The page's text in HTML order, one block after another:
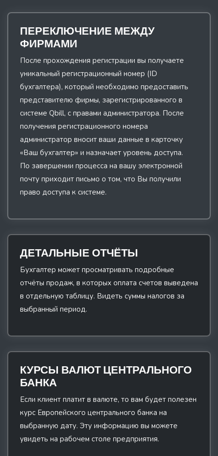
ПЕРЕКЛЮЧЕНИЕ МЕЖДУ
ФИРМАМИ
После прохождения регистрации вы получаете
уникальный регистрационный номер (ID
бухгалтера), который необходимо предоставить
представителю фирмы, зарегистрированного в
системе Qbill, с правами администратора. После
получения регистрационного номера
администратор вносит ваши данные в карточку
«Ваш бухгалтер» и назначает уровень доступа.
По завершении процесса на вашу электронной
почту приходит письмо о том, что Вы получили
право доступа к системе.
ДЕТАЛЬНЫЕ ОТЧЁТЫ
Бухгалтер может просматривать подробные
отчёты продаж, в которых оплата счетов выведена
в отдельную таблицу. Видеть суммы налогов за
выбранный период.
КУРСЫ ВАЛЮТ ЦЕНТРАЛЬНОГО
БАНКА
Если клиент платит в валюте, то вам будет полезен
курс Европейского центрального банка на
выбранную дату. Эту информацию вы можете
увидеть на рабочем столе предприятия.